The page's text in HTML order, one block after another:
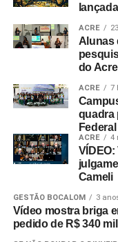
ACRE
Alunas
do Acre
ACRE 7
quadra
ACRE 4
Cameli
GESTÃO BOCALOM 3
Vídeo mostra briga
pedido de R$ 340